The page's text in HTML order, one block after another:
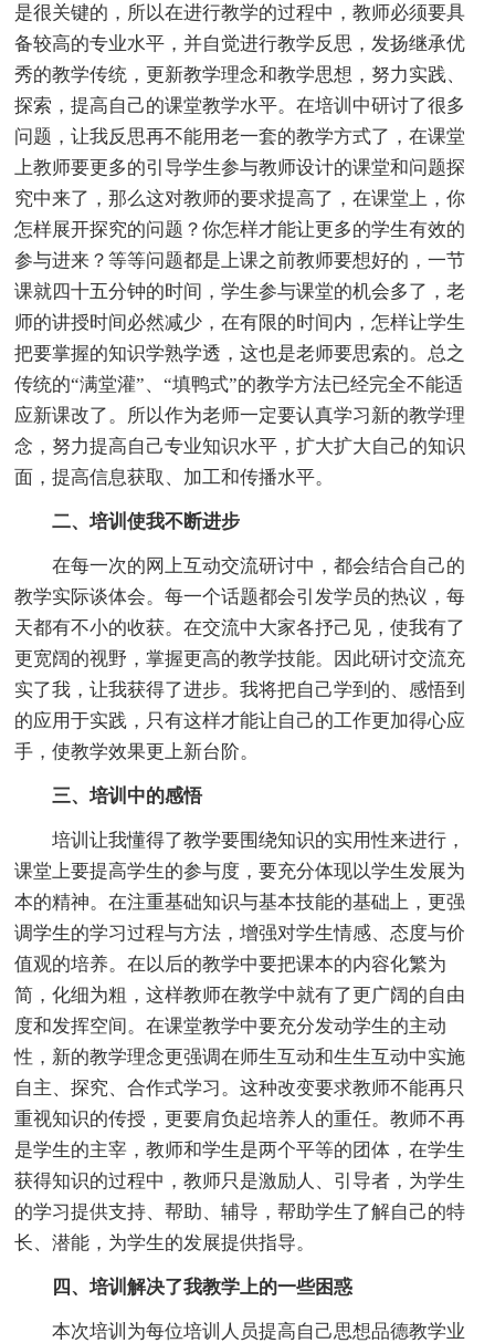
是很关键的，所以在进行教学的过程中，教师必须要具
备较高的专业水平，并自觉进行教学反思，发扬继承优
秀的教学传统，更新教学理念和教学思想，努力实践、
探索，提高自己的课堂教学水平。在培训中研讨了很多
问题，让我反思再不能用老一套的教学方式了，在课堂
上教师要更多的引导学生参与教师设计的课堂和问题探
究中来了，那么这对教师的要求提高了，在课堂上，你
怎样展开探究的问题？你怎样才能让更多的学生有效的
参与进来？等等问题都是上课之前教师要想好的，一节
课就四十五分钟的时间，学生参与课堂的机会多了，老
师的讲授时间必然减少，在有限的时间内，怎样让学生
把要掌握的知识学熟学透，这也是老师要思索的。总之
传统的“满堂灌”、“填鸭式”的教学方法已经完全不能适
应新课改了。所以作为老师一定要认真学习新的教学理
念，努力提高自己专业知识水平，扩大扩大自己的知识
面，提高信息获取、加工和传播水平。
二、培训使我不断进步
在每一次的网上互动交流研讨中，都会结合自己的
教学实际谈体会。每一个话题都会引发学员的热议，每
天都有不小的收获。在交流中大家各抒己见，使我有了
更宽阔的视野，掌握更高的教学技能。因此研讨交流充
实了我，让我获得了进步。我将把自己学到的、感悟到
的应用于实践，只有这样才能让自己的工作更加得心应
手，使教学效果更上新台阶。
三、培训中的感悟
培训让我懂得了教学要围绕知识的实用性来进行，
课堂上要提高学生的参与度，要充分体现以学生发展为
本的精神。在注重基础知识与基本技能的基础上，更强
调学生的学习过程与方法，增强对学生情感、态度与价
值观的培养。在以后的教学中要把课本的内容化繁为
简，化细为粗，这样教师在教学中就有了更广阔的自由
度和发挥空间。在课堂教学中要充分发动学生的主动
性，新的教学理念更强调在师生互动和生生互动中实施
自主、探究、合作式学习。这种改变要求教师不能再只
重视知识的传授，更要肩负起培养人的重任。教师不再
是学生的主宰，教师和学生是两个平等的团体，在学生
获得知识的过程中，教师只是激励人、引导者，为学生
的学习提供支持、帮助、辅导，帮助学生了解自己的特
长、潜能，为学生的发展提供指导。
四、培训解决了我教学上的一些困惑
本次培训为每位培训人员提高自己思想品德教学业